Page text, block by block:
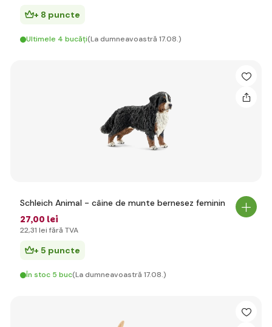
+ 8 puncte
Ultimele 4 bucăți(La dumneavoastră 17.08.)
Schleich Animal - câine de munte bernesez feminin
27,00 lei
22,31 lei fără TVA
+ 5 puncte
În stoc 5 buc(La dumneavoastră 17.08.)